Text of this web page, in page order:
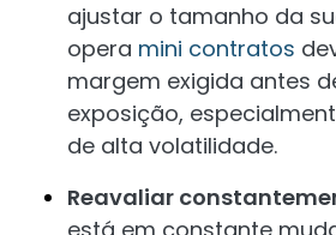
ajustar o tamanho da
opera mini contratos
margem exigida antes
exposição,
de alta volatilidade.
Reavaliar